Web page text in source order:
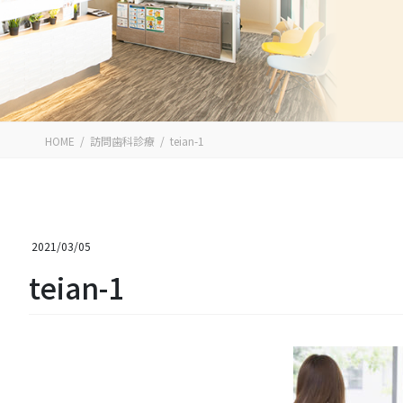
HOME 訪問歯科診療 teian-1
2021/03/05
teian-1